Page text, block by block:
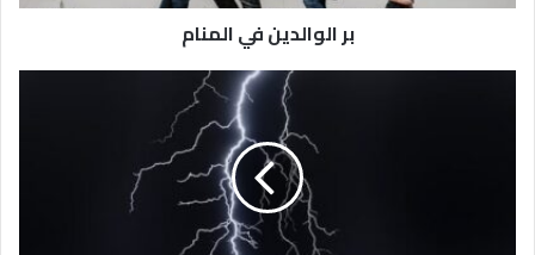
بر الوالدين في المنام